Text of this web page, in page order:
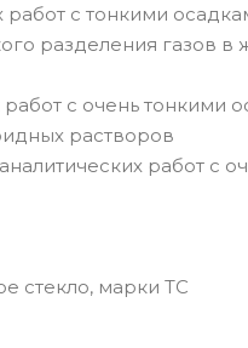
с тонкими
разделения газов в
с очень тонкими
растворов
работ с
стекло, марки ТС